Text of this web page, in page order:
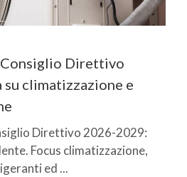
Direttivo
climatizzazione e
Direttivo 2026-2029:
Focus climatizzazione,
ed ...